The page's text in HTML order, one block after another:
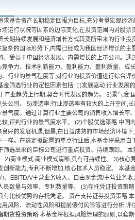
求基金资产长期稳定回报为目标,充分考量宏观经
运行状况等因素的边际变化,在投资范围内对股
长期持续发展和经济增长方式转变所带来的行业
复杂的国际形势下,内需已经成为我国经济增长的
、受益于中国经济发展、内需增长的上市公司。
争力、技术创新能力、盈利能力、盈利质量、
行业的景气程度等,对行业的投资价值进行综合
金筛选行业的定性因素包括: 1)发展驱动:行业发
产业趋势上行期,契合时代发展的趋势。 3)景气度
公司。 5)渗透率:行业渗透率有较大的上升空间,
气度。通过计算行业主要公司的销售收入增长
,评判行业的景气度水平。 (2)个股优选策略 中
好的发展机遇,但是,在日益成熟的市场经济环境
样。在选定拟配置的重点行业后,本基金将采用
筛选出来的目标公司进行重点投资、持续跟踪。
2)商业模式:商业模式清晰,具有可持续性。 3)核
创新能力,专利不断增加,核心技术人员稳定。 本
、EBITDA/主营业务收入、自由现金流/主营业务
员数量与效率、专利数量等。 (3)存托凭证投资策
有比较优势的存托凭证。 资产支持证券投资策略
风险、流动性风险和提前偿付风险等进行分析,
期货投资策略 本基金将根据风险管理的原则,以套